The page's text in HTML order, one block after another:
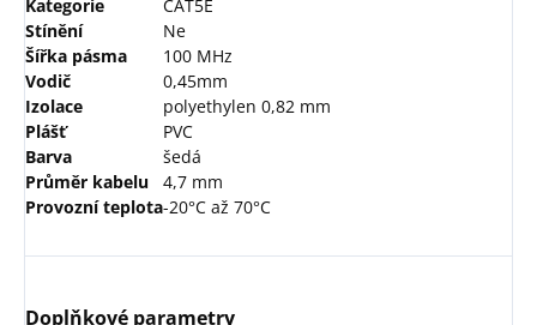
Kategorie
CAT5E
Stínění
Ne
Šířka pásma
100 MHz
Vodič
0,45mm
Izolace
polyethylen 0,82 mm
Plášť
PVC
Barva
šedá
Průměr kabelu
4,7 mm
Provozní teplota-20°C až 70°C
Doplňkové parametry